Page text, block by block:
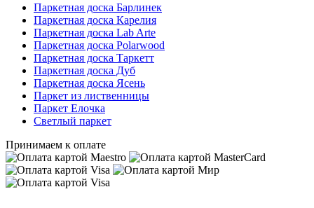
Паркетная доска Барлинек
Паркетная доска Карелия
Паркетная доска Lab Arte
Паркетная доска Polarwood
Паркетная доска Таркетт
Паркетная доска Дуб
Паркетная доска Ясень
Паркет из лиственницы
Паркет Елочка
Светлый паркет
Принимаем к оплате